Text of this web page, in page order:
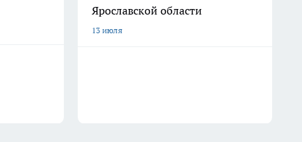
Ярославской области
13 июля